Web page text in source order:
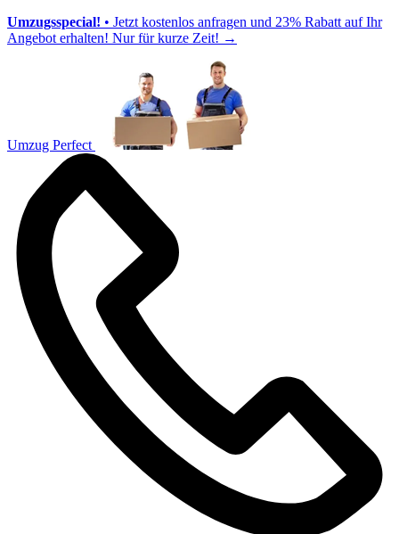
Umzugsspecial! • Jetzt kostenlos anfragen und 23% Rabatt auf Ihr
Angebot erhalten! Nur für kurze Zeit! →
Umzug Perfect